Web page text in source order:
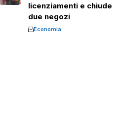
licenziamenti e chiude
due negozi
Economia